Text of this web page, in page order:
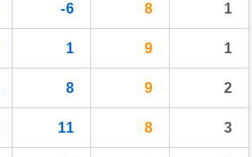
-6 8 1
1 9 1
8 9 2
11 8 3